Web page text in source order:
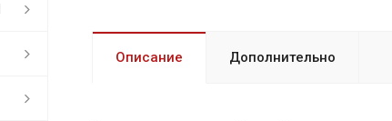
Описание Дополнительно